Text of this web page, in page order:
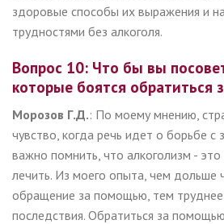
здоровые способы их выражения и
трудностями без алкоголя.
Вопрос 10: Что бы вы
которые боятся обратиться
Морозов Г.Д.: По моему мнению,
чувство, когда речь идет о борьбе с
важно помнить, что алкоголизм -
лечить. Из моего опыта, чем дольше
обращение за помощью, тем труднее
последствия. Обратиться за